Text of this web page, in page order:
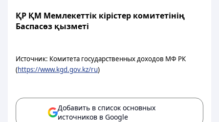
ҚР ҚМ Мемлекеттік кірістер комитетінің
Баспасөз қызметі
Источник: Комитета государственных доходов МФ РК
(https://www.kgd.gov.kz/ru)
Добавить в список основных
источников в Google